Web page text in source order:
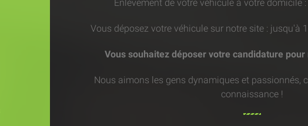
Enlèvement de votre véhicule à votre domicile :
Vous déposez votre véhicule sur notre site : jusqu'à
Vous souhaitez déposer votre candidature
Nous aimons les gens dynamiques et passionnés,
connaissance !